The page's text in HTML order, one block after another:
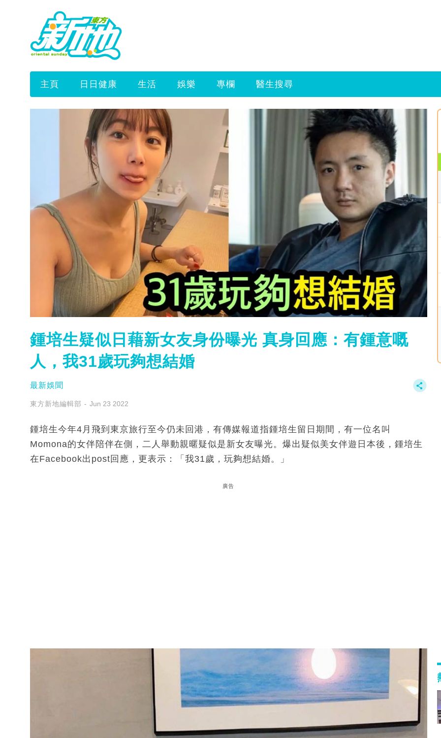
主頁 日日健康 生活 娛樂 專欄 醫生搜尋
鍾培生疑似日藉新女友身份曝光 真身回應：有鍾意嘅
人，我31歲玩夠想結婚
最新娛聞
東方新地編輯部 Jun 23 2022
鍾培生今年4月飛到東京旅行至今仍未回港，有傳媒報道指鍾培生留日期間，有一位名叫
Momona的女伴陪伴在側，二人舉動親暱疑似是新女友曝光。爆出疑似美女伴遊日本後，鍾培生
在Facebook出post回應，更表示：「我31歲，玩夠想結婚。」
廣告